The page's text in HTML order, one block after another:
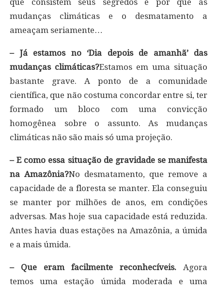
que consistem seus segredos e por que as
mudanças climáticas e o desmatamento a
ameaçam seriamente…
– Já estamos no ‘Dia depois de amanhã’ das
mudanças climáticas?Estamos em uma situação
bastante grave. A ponto de a comunidade
científica, que não costuma concordar entre si, ter
formado um bloco com uma convicção
homogênea sobre o assunto. As mudanças
climáticas não são mais só uma projeção.
– E como essa situação de gravidade se manifesta
na Amazônia?No desmatamento, que remove a
capacidade de a floresta se manter. Ela conseguiu
se manter por milhões de anos, em condições
adversas. Mas hoje sua capacidade está reduzida.
Antes havia duas estações na Amazônia, a úmida
e a mais úmida.
– Que eram facilmente reconhecíveis. Agora
temos uma estação úmida moderada e uma